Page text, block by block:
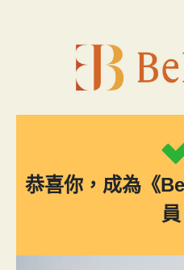
恭喜你，成為《
員